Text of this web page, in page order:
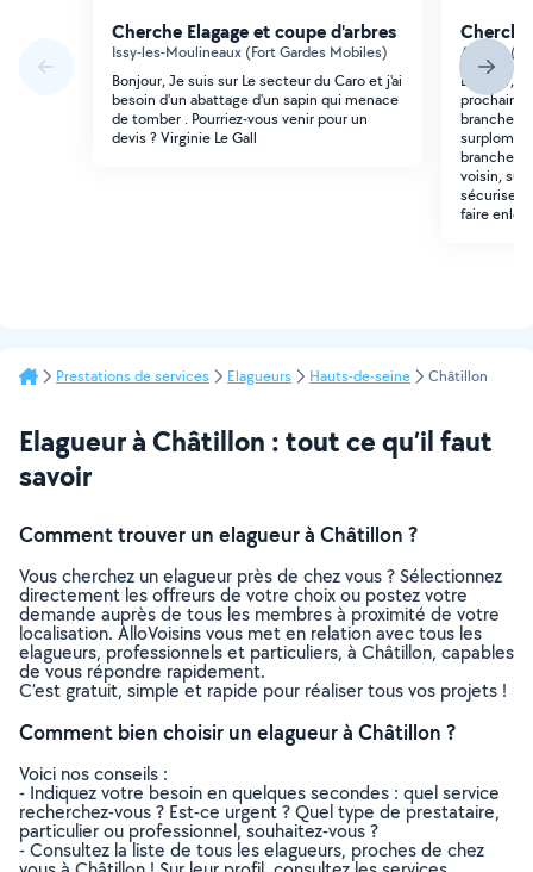
Cherche Elagage et coupe d'arbres
Issy-les-Moulineaux (Fort Gardes Mobiles)
Bonjour, Je suis sur Le secteur du Caro et j'ai
besoin d'un abattage d'un sapin qui menace
de tomber . Pourriez-vous venir pour un
devis ? Virginie Le Gall
Arcueil
Bonjour,
branche
surplombe
branche
voisin, sur
sécuriser
faire
Prestations de services Elagueurs Hauts-de-seine Châtillon
Elagueur à Châtillon : tout ce qu’il faut
savoir
Comment trouver un elagueur à Châtillon ?
Vous cherchez un elagueur près de chez vous ? Sélectionnez
directement les offreurs de votre choix ou postez votre
demande auprès de tous les membres à proximité de votre
localisation. AlloVoisins vous met en relation avec tous les
elagueurs, professionnels et particuliers, à Châtillon, capables
de vous répondre rapidement.
C’est gratuit, simple et rapide pour réaliser tous vos projets !
Comment bien choisir un elagueur à Châtillon ?
Voici nos conseils :
- Indiquez votre besoin en quelques secondes : quel service
recherchez-vous ? Est-ce urgent ? Quel type de prestataire,
particulier ou professionnel, souhaitez-vous ?
- Consultez la liste de tous les elagueurs, proches de chez